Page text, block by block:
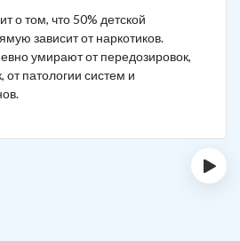
о том, что 50% детской
зависит от наркотиков.
умирают от передозировок,
от патологии систем и
›